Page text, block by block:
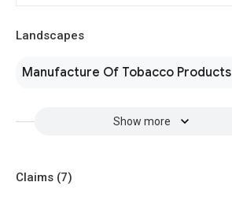
Landscapes
Manufacture Of Tobacco Products
Show more
Claims (7)